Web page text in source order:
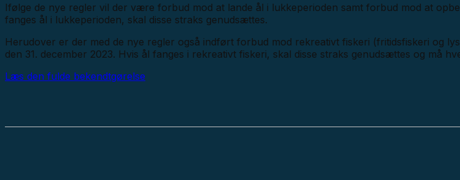
Ifølge de nye regler vil der være forbud mod at lande ål i lukkeperioden samt forbud mod at
fanges ål i lukkeperioden, skal disse straks genudsættes.
Herudover er der med de nye regler også indført forbud mod rekreativt fiskeri (fritidsfiskeri og
den 31. december 2023. Hvis ål fanges i rekreativt fiskeri, skal disse straks genudsættes og må
Læs den fulde bekendtgørelse